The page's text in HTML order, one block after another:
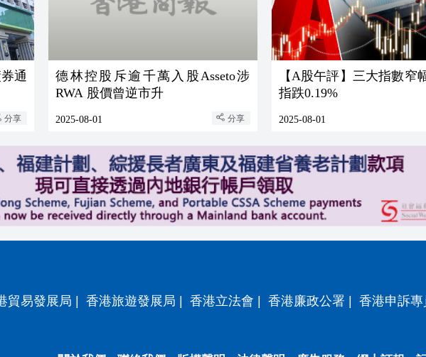
通
分享
德林控股斥逾千萬入股Asseto涉
RWA 股價曾逆市升
2025-08-01 分享
【A股午評】三大指數窄幅
指跌0.19%
2025-08-01
貿易發展局 | 香港旅遊發展局 | 香港立法會 | 香港廉政公署 | 香港申訴